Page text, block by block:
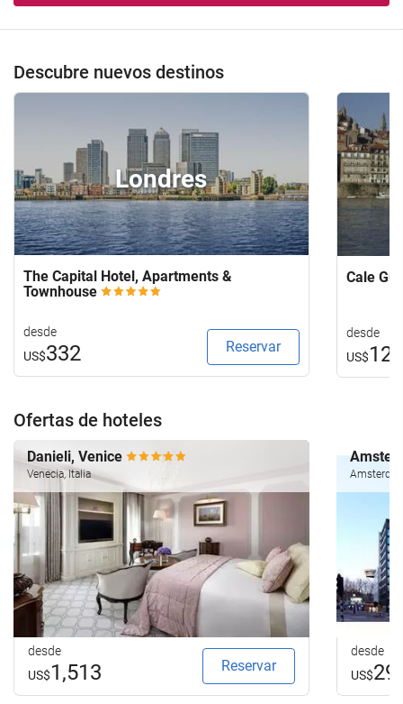
Descubre nuevos destinos
Londres
The Capital Hotel, Apartments &
Townhouse
desde
US$332 Reservar
Cale
desde
US$120
Ofertas de hoteles
Danieli, Venice
Venecia, Italia
desde
US$1,513 Reservar
desde
US$